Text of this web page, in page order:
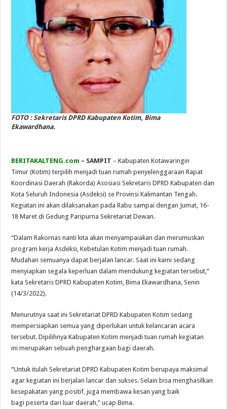
FOTO : Sekretaris DPRD Kabupaten Kotim, Bima
Ekawardhana.
BERITAKALTENG.com – SAMPIT – Kabupaten Kotawaringin
Timur (Kotim) terpilih menjadi tuan rumah penyelenggaraan Rapat
Koordinasi Daerah (Rakorda) Asosiasi Sekretaris DPRD Kabupaten dan
Kota Seluruh Indonesia (Asdeksi) se Provinsi Kalimantan Tengah.
Kegiatan ini akan dilaksanakan pada Rabu sampai dengan Jumat, 16-
18 Maret di Gedung Paripurna Sekretariat Dewan.
“Dalam Rakornas nanti kita akan menyampaiakan dan merumuskan
program kerja Asdeksi, Kebetulan Kotim menjadi tuan rumah.
Mudahan semuanya dapat berjalan lancar. Saat ini kami sedang
menyiapkan segala keperluan dalam mendukung kegiatan tersebut,”
kata Sekretaris DPRD Kabupaten Kotim, Bima Ekawardhana, Senin
(14/3/2022).
Menurutnya saat ini Sekretariat DPRD Kabupaten Kotim sedang
mempersiapkan semua yang diperlukan untuk kelancaran acara
tersebut. Dipilihnya Kabupaten Kotim menjadi tuan rumah kegiatan
ini merupakan sebuah penghargaan bagi daerah.
“Untuk itulah Sekretariat DPRD Kabupaten Kotim berupaya maksimal
agar kegiatan ini berjalan lancar dan sukses. Selain bisa menghasilkan
kesepakatan yang positif, juga membawa kesan yang baik
bagi peserta dari luar daerah,” ucap Bima.